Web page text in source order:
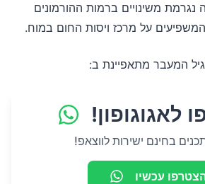
משינויים ברמות ההורמונים
המשפיעים על מרכז ויסות החום במוח.
המעבר מתאפיינת ב:
לאגוגופון!
בחינם ישירות לווצאפ!
עכשיו